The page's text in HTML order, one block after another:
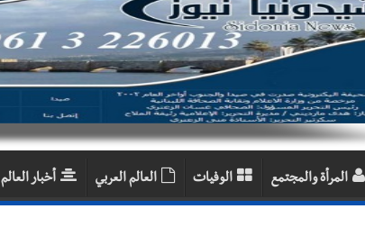
المرأة والمجتمع الوفيات العالم العربي أخبار العالم لبنان بكرة الطاولة للرجال للعام الرابع على التوالي